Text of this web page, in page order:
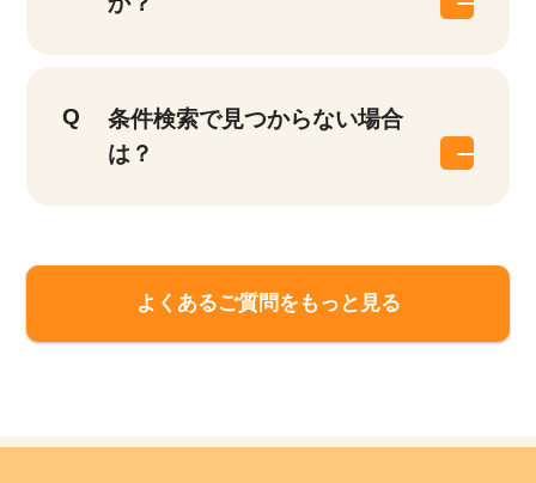
条件検索で見つからない場合
は？
よくあるご質問をもっと見る